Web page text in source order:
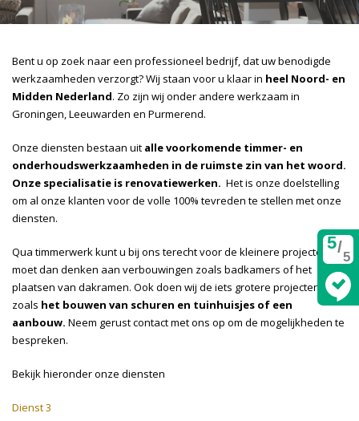
Bent u op zoek naar een professioneel bedrijf, dat uw benodigde
werkzaamheden verzorgt? Wij staan voor u klaar in heel Noord- en
Midden Nederland. Zo zijn wij onder andere werkzaam in
Groningen, Leeuwarden en Purmerend.
Onze diensten bestaan uit alle voorkomende timmer- en
onderhoudswerkzaamheden in de ruimste zin van het woord.
Onze specialisatie is renovatiewerken. Het is onze doelstelling
om al onze klanten voor de volle 100% tevreden te stellen met onze
diensten.
Qua timmerwerk kunt u bij ons terecht voor de kleinere projecten. U
moet dan denken aan verbouwingen zoals badkamers of het
plaatsen van dakramen. Ook doen wij de iets grotere projecten
zoals het bouwen van schuren en tuinhuisjes of een
aanbouw. Neem gerust contact met ons op om de mogelijkheden te
bespreken.
Bekijk hieronder onze diensten
Dienst 3
5/
5